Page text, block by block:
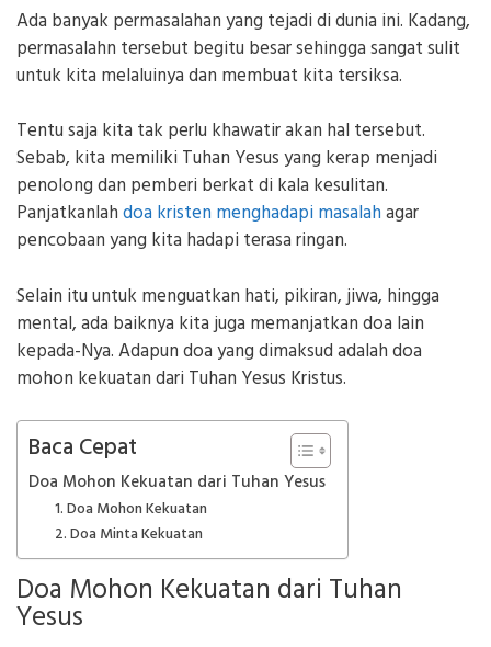
Ada banyak permasalahan yang tejadi di dunia ini. Kadang,
permasalahn tersebut begitu besar sehingga sangat sulit
untuk kita melaluinya dan membuat kita tersiksa.
Tentu saja kita tak perlu khawatir akan hal tersebut.
Sebab, kita memiliki Tuhan Yesus yang kerap menjadi
penolong dan pemberi berkat di kala kesulitan.
Panjatkanlahdoa kristen menghadapi masalahagar
pencobaan yang kita hadapi terasa ringan.
Selain itu untuk menguatkan hati, pikiran, jiwa, hingga
mental, ada baiknya kita juga memanjatkan doa lain
kepada-Nya. Adapun doa yang dimaksud adalah doa
mohon kekuatan dari Tuhan Yesus Kristus.
Baca Cepat
Doa Mohon Kekuatan dari Tuhan Yesus
1. Doa Mohon Kekuatan
2. Doa Minta Kekuatan
Doa Mohon Kekuatan dari Tuhan
Yesus